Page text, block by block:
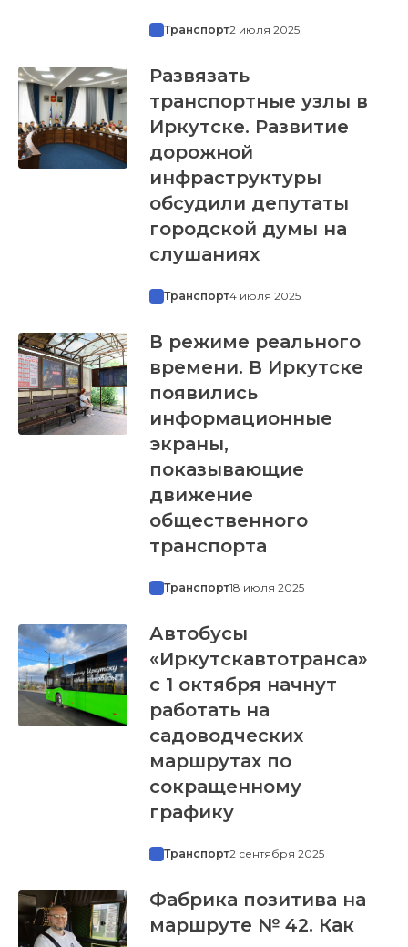
Транспорт2 июля 2025
Развязать
транспортные узлы в
Иркутске. Развитие
дорожной
инфраструктуры
обсудили депутаты
городской думы на
слушаниях
Транспорт4 июля 2025
В режиме реального
времени. В Иркутске
появились
информационные
экраны,
показывающие
движение
общественного
транспорта
Транспорт18 июля 2025
Автобусы
«Иркутскавтотранса»
с 1 октября начнут
работать на
садоводческих
маршрутах по
сокращенному
графику
Транспорт2 сентября 2025
Фабрика позитива на
маршруте № 42. Как